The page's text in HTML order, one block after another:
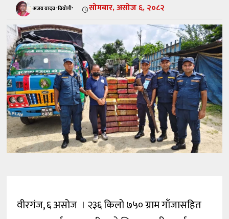
-अजय यादव 'वियोगी' सोमबार, असोज ६, २०८२
वीरगंज, ६ असोज । २३६ किलो ७५० ग्राम गाँजासहित